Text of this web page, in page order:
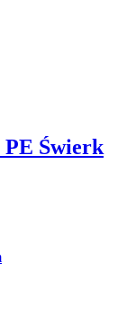
PE Świerk